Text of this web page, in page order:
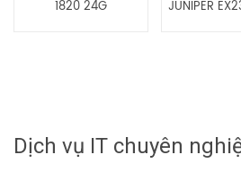
1820 24G
JUNIPER
Dịch vụ IT chuyên